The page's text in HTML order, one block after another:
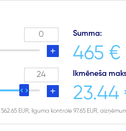
Summa:
465 €
Ikmēneša
23.44
562.65 EUR, līguma kontrole 97.65 EUR,